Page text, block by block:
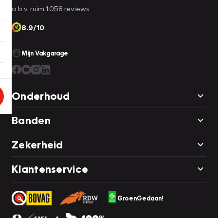
o.b.v. ruim 1.058 reviews
8.9/10
Mijn Vakgarage
Onderhoud
Banden
Zekerheid
Klantenservice
GroenGedaan!